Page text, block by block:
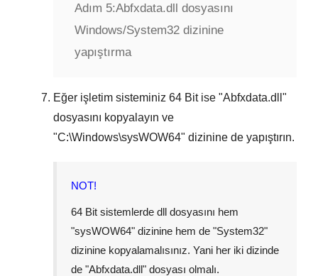
Adım 5:Abfxdata.dll dosyasını
Windows/System32 dizinine
yapıştırma
Eğer işletim sisteminiz 64 Bitise "Abfxdata.dll "
dosyasını kopyalayın ve
"C:\Windows\sysWOW64" dizinine de yapıştırın.
NOT!
64 Bit sistemlerde dll dosyasını hem
"sysWOW64" dizinine hem de "System32"
dizinine kopyalamalısınız. Yani her iki dizinde
de "Abfxdata.dll" dosyası olmalı.